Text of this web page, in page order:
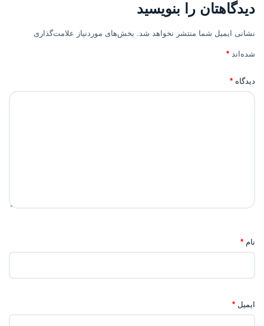
دیدگاهتان را بنویسید
نشانی ایمیل شما منتشر نخواهد شد. بخش‌های موردنیاز علامت‌گذاری
شده‌اند *
دیدگاه *
نام *
ایمیل *